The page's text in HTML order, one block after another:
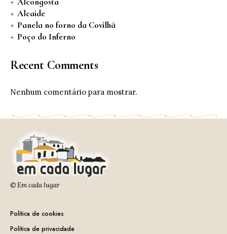
Alcaide
Panela no forno da Covilhã
Poço do Inferno
Recent Comments
Nenhum comentário para mostrar.
© Em cada lugar
Política de cookies
Política de privacidade